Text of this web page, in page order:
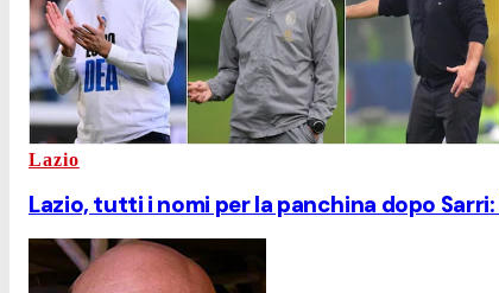
Lazio
Lazio, tutti i nomi per la panchina dopo